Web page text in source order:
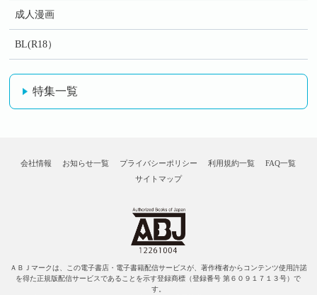
成人漫画
BL(R18）
特集一覧
会社情報 お知らせ一覧 プライバシーポリシー 利用規約一覧
FAQ一覧
サイトマップ
ＡＢＪマークは、この電子書店・電子書籍配信サービスが、著作権者からコンテンツ使用許諾
を得た正規版配信サービスであることを示す登録商標（登録番号 第６０９１７１３号）で
す。